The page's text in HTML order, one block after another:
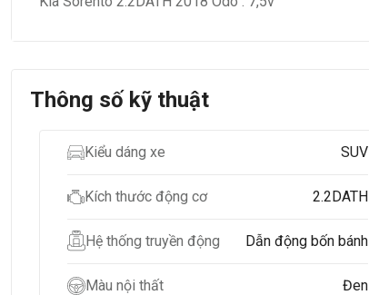
Thông số kỹ thuật
Kiểu dáng xe SUV
Kích thước động cơ 2.2DATH
Hệ thống truyền động Dẫn động bốn bánh
Màu nội thất Đen